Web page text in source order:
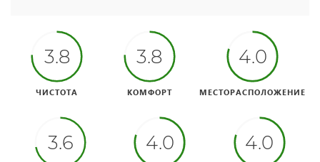
3.8
ЧИСТОТА
3.8
КОМФОРТ
4.0
МЕСТОРАСПОЛОЖЕНИЕ
3.6 4.0 4.0